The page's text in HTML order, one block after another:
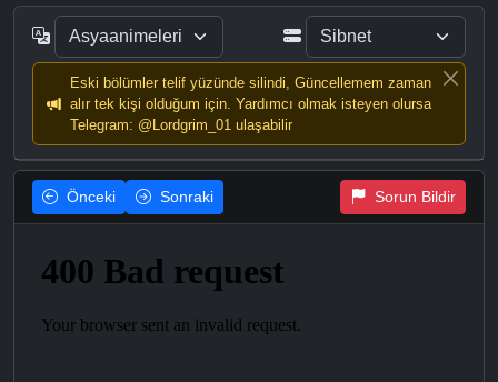
Eski bölümler telif yüzünde silindi, Güncellemem zaman
alır tek kişi olduğum için. Yardımcı olmak isteyen olursa
Telegram: @Lordgrim_01 ulaşabilir
Önceki Sonraki Sorun Bildir